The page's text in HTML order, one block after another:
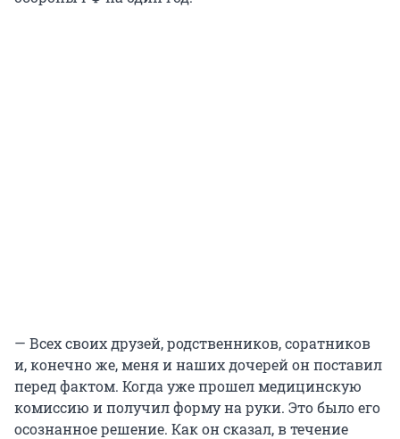
— Всех своих друзей, родственников, соратников
и, конечно же, меня и наших дочерей он поставил
перед фактом. Когда уже прошел медицинскую
комиссию и получил форму на руки. Это было его
осознанное решение. Как он сказал, в течение